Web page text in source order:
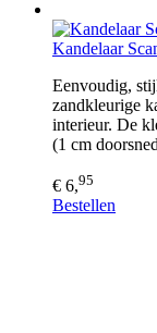
Kandelaar
Eenvoudig,
zandkleurige
interieur. De
(1 cm
€ 6,95
Bestellen